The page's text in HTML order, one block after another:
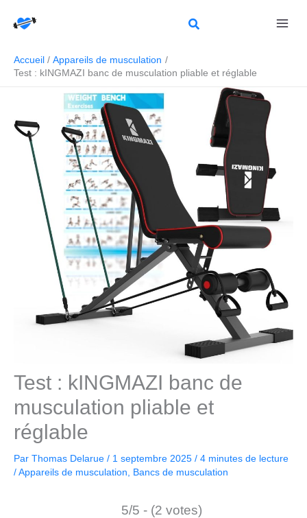
Accueil
Appareils de musculation
Test : kINGMAZI banc de musculation pliable et réglable
Test : kINGMAZI banc de
musculation pliable et
réglable
Par Thomas Delarue / 1 septembre 2025 / 4 minutes de lecture
/Appareils de musculation Bancs de musculation
5/5 - (2 votes)